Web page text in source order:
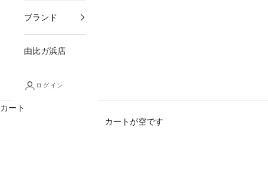
ブランド
由比ガ浜店
ログイン
カート
カートが空です